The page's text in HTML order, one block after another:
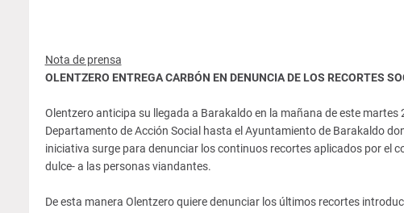
Nota de prensa
OLENTZERO ENTREGA CARBÓN EN DENUNCIA DE LOS RECORTES
Olentzero anticipa su llegada a Barakaldo en la mañana de este
Departamento de Acción Social hasta el Ayuntamiento de Barakaldo
iniciativa surge para denunciar los continuos recortes aplicados por el
dulce- a las personas viandantes.
De esta manera Olentzero quiere denunciar los últimos recortes